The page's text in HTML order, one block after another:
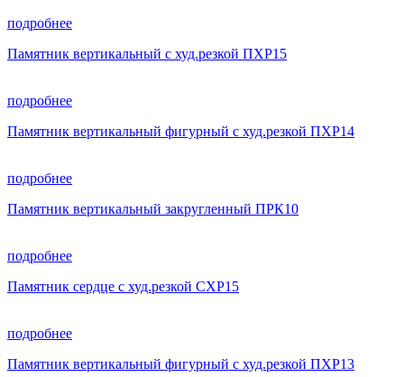
подробнее
Памятник вертикальный с худ.резкой ПХР15
подробнее
Памятник вертикальный фигурный с худ.резкой ПХР14
подробнее
Памятник вертикальный закругленный ПРК10
подробнее
Памятник сердце с худ.резкой СХР15
подробнее
Памятник вертикальный фигурный с худ.резкой ПХР13